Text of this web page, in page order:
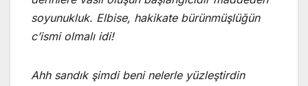
soyunukluk. Elbise, hakikate bürünmüşlüğün
c’ismi olmalı idi!
Ahh sandık şimdi beni nelerle yüzleştirdin